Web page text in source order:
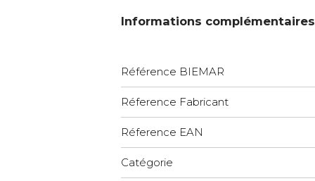
Informations complémentaires
Référence BIEMAR
Réference Fabricant
Réference EAN
Catégorie